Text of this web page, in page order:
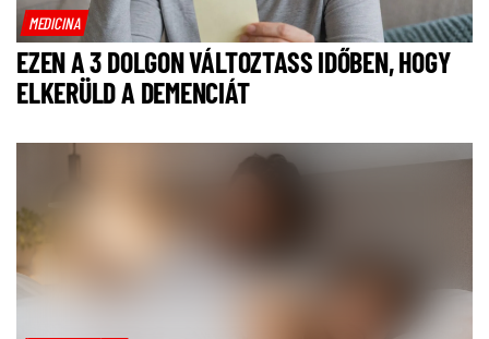
MEDICINA
EZEN A 3 DOLGON VÁLTOZTASS IDŐBEN, HOGY
ELKERÜLD A DEMENCIÁT